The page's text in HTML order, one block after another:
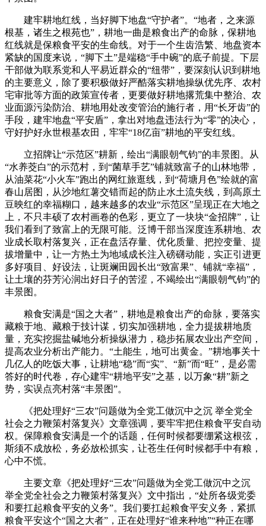
建牢耕地红线，当好脚下地盘“守护者”。“地者，之来源
根基，诸生之根苑也”，耕地一曲是粮食出产的命脉，保耕地
红线就是保粮食平安的生命线。对于一个生齿浩繁、地盘资本
紧缺的国度来说，“脚下土”是端稳“手中碗”的底子前提。下层
干部做为联系党和人平易近群众的“纽带”，要深刻认识到耕地
的主要意义，除了要积极做好严酷落实耕地操纵优先序、农村
宅审批等方面的政策宣传者，更要做好耕地撂荒集中整治、农
业面源污染防治、耕地用处改变管治的施行者，用“长牙齿”的
手段，建牢地盘“平安盾”，拿出对地盘违法行为“零”的决心，
守好护好永世根基农田，牢牢“18亿亩”耕地的平安红线。
立招牌让“示范区”耕新，绘出“满眼朝气钧”的丰景图。从
“水养茭白”的示范村，到“菌草手艺”铺就致富子的山林地带，
从油菜花“小火车”跑出的网红旅逛线，到“荷塘月色”绘就的富
春山居图，从沙地红薯交错而起的防止水土流失线，到高原土
豆映红的幸福糊口，越来越多的农业“示范区”呈现正在大地之
上，不只丰硕了农村画卷的色彩，更立了一块块“金招牌”，让
我们看到了致富上的无限可能。泛博干部当深度连系耕地、农
业成长取村落复兴，正在盘活存量、优化质量、把控变量、提
拔增量中，让一方热土为地域成长注入磅礴动能，实正引进更
多好项目、好设法，让斑斓田园长出“致富果”、铺就“幸福”，
让土壤的芬芳沁润出好日子的苦涩，不竭绘出“满眼朝气钧”的
丰景图。
粮食安满是“国之大者”，耕地是粮食出产的命脉，要落实
藏粮于地、藏粮于技计谋，切实加强耕地，全力提拔耕地质
量，充实挖掘盐碱地分析操纵潜力，稳步拓展农业出产空间，
提高农业分析出产能力。“土能生，地可出黄金。”耕地事关十
几亿人的吃饭大事，让耕地“稳”而“实”、“新”而“旺”，是必需
答好的时代卷，存心建牢“耕地平安”之基，以万象“耕”新之
势，实误点亮村落“丰景图”。
《把处理好“三农”问题做为全党工做沉中之沉 举全党全
社会之力鞭策村落复兴》文章强调，要牢牢把住粮食平安自动
权。保障粮食安满是一个的话题，任何时候都要绷紧这根弦，
斯须不成放松，务必放松抓实，让苍生任何时候都手中有粮，
心中不慌。
主要文章《把处理好“三农”问题做为全党工做沉中之沉
举全党全社会之力鞭策村落复兴》文中指出，“处所各级党委
和要扛起粮食平安的义务”。我们要扛起粮食平安义务，紧抓
粮食平安这个“国之大者”，正在处理好“谁来种地”“种正在哪